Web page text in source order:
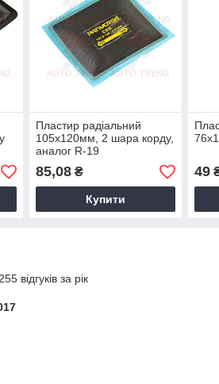
Пластир радiальний
105х120мм, 2 шара корду,
аналог R-19
85,08₴
Купити
49
відгуків за рік